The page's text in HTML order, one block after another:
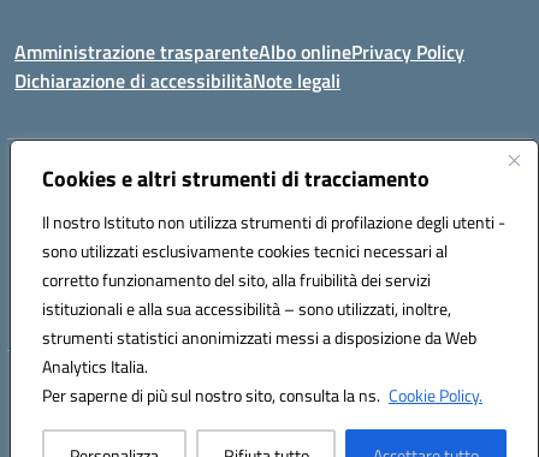
Cookies e altri strumenti di tracciamento
Il nostro Istituto non utilizza strumenti di profilazione degli utenti -
sono utilizzati esclusivamente cookies tecnici necessari al
corretto funzionamento del sito, alla fruibilità dei servizi
istituzionali e alla sua accessibilità – sono utilizzati, inoltre,
strumenti statistici anonimizzati messi a disposizione da Web
Analytics Italia.
Per saperne di più sul nostro sito, consulta la ns. Cookie Policy.
Amministrazione trasparenteAlbo onlinePrivacy Policy
Dichiarazione di accessibilitàNote legali
Indirizzo:Via Tirso, 07011 Bono (SS)
Posta elettronica certificata (PEC):ssic820006@pec.istruzione.it
Codice fiscale: 81000530907
Codice meccanografico: SSIC820006
Hosting & Powered by 3D Solution S.r.l.
Concept & Design by Designers Italia